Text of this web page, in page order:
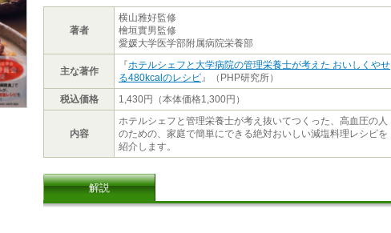
著者
横山雅好監修
檜垣實男監修
愛媛大学医学部附属病院栄養部
主な著作
『ホテルシェフと大学病院の管理栄養士が考えた おいしくやせ
る480kcalのレシピ』（PHP研究所）
税込価格
1,430円（本体価格1,300円）
内容
ホテルシェフと管理栄養士が考え抜いてつくった、高血圧の人
のための、家庭で簡単にできる絶対おいしい減塩料理レシピを
紹介します。
解説